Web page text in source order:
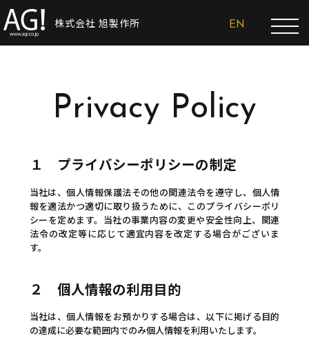
株式会社 旭製作所 EN
Privacy Policy
１ プライバシーポリシーの制定
当社は、個人情報保護法その他の関連法令を遵守し、個人情
報を適法かつ適切に取り扱うために、このプライバシーポリ
シーを定めます。当社の事業内容の変更や安全性向上、関連
法令の改定等に応じて適宜内容を改定する場合がございま
す。
２ 個人情報の利用目的
当社は、個人情報をお預かりする場合は、以下に掲げる目的
の達成に必要な範囲内でのみ個人情報を利用いたします。